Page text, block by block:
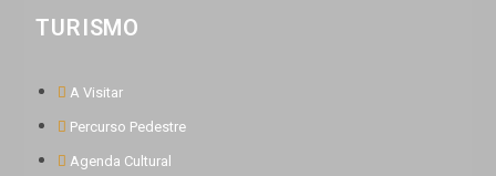
TURISMO
A Visitar
Percurso Pedestre
Agenda Cultural